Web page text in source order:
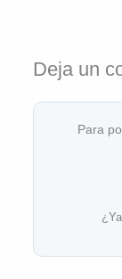
Deja un
Para